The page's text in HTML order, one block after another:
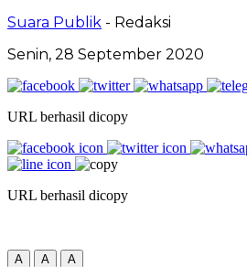
Suara Publik - Redaksi
Senin, 28 September 2020
URL berhasil dicopy
URL berhasil dicopy
A A A